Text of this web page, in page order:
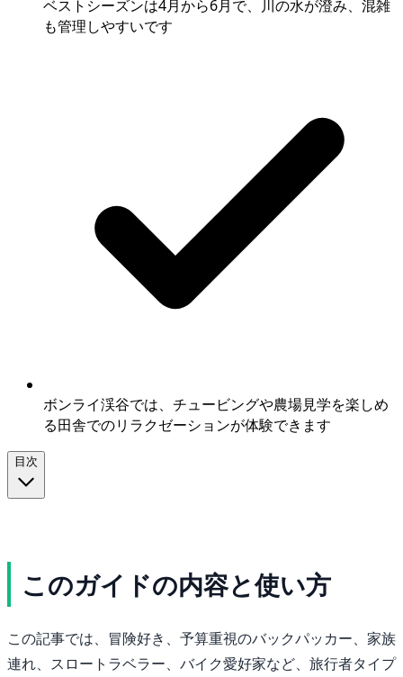
ベストシーズンは4月から6月で、川の水が澄み、混雑
も管理しやすいです
ボンライ渓谷では、チュービングや農場見学を楽しめ
る田舎でのリラクゼーションが体験できます
目次
このガイドの内容と使い方
この記事では、冒険好き、予算重視のバックパッカー、家族
連れ、スロートラベラー、バイク愛好家など、旅行者タイプ